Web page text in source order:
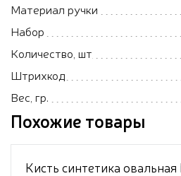
Материал ручки
Набор
Количество, шт
Штрихкод
Вес, гр.
Похожие товары
Кисть синтетика